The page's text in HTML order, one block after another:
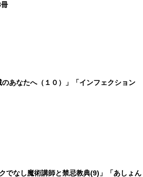
あなたへ（１０）」「インフェクション
でなし魔術講師と禁忌教典(9)」「あしょん